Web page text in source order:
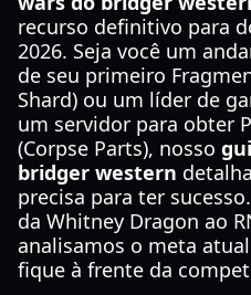
recurso definitivo para
2026. Seja você um
de seu primeiro
Shard) ou um líder de
um servidor para obter
(Corpse Parts), nosso
bridger western
precisa para ter
da Whitney Dragon ao
analisamos o meta
fique à frente da